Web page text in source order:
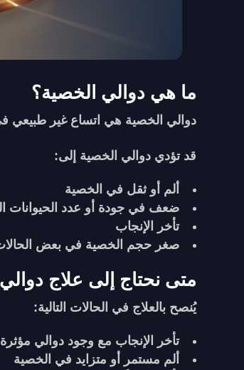
ما هي دوالي الخصية؟
دوالي الخصية هي اتساع غير طبيعي
قد تؤدي دوالي الخصية إلى:
ألم أو ثقل في الخصية
ضعف في جودة أو عدد الحيوانات
تأخر الإنجاب
صغر حجم الخصية في بعض
متى نحتاج إلى علاج
يُنصح بالعلاج في الحالات التالية:
تأخر الإنجاب مع وجود دوالي
ألم مستمر أو متزايد في الخصية